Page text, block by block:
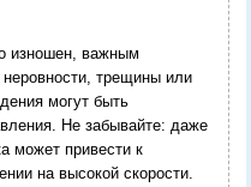
изношен, важным
трещины или
могут быть
Не забывайте: даже
может привести к
на высокой скорости.